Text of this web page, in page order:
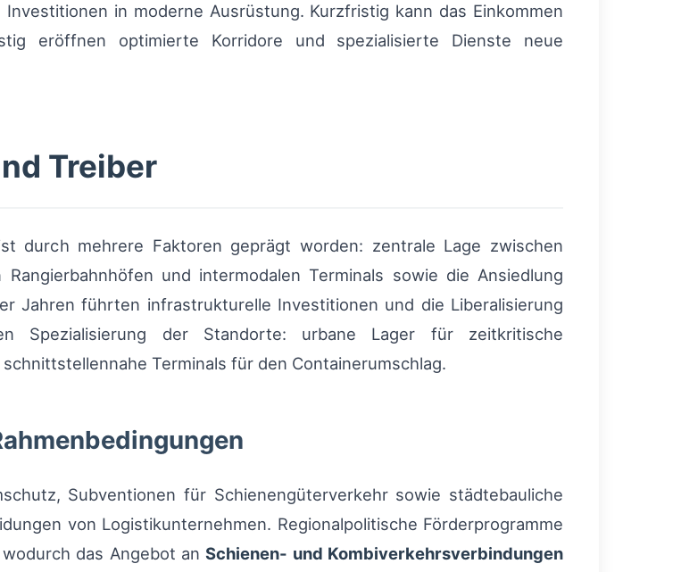
in moderne Ausrüstung. Kurzfristig kann das Einkommen
eröffnen optimierte Korridore und spezialisierte Dienste neue
Treiber
durch mehrere Faktoren geprägt worden: zentrale Lage zwischen
und intermodalen Terminals sowie die Ansiedlung
Jahren führten infrastrukturelle Investitionen und die Liberalisierung
Spezialisierung der Standorte: urbane Lager für zeitkritische
Terminals für den Containerumschlag.
Subventionen für Schienengüterverkehr sowie städtebauliche
von Logistikunternehmen. Regionalpolitische Förderprogramme
das Angebot anSchienen- und Kombiverkehrsverbindungen